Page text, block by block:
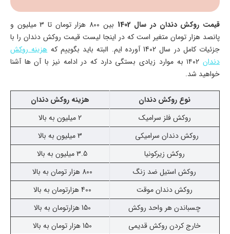
قیمت روکش دندان در سال 1402
بین 800 هزار تومان تا 3 میلیون و
پانصد هزار تومان متغیر است که در اینجا لیست قیمت روکش دندان را با
جزئیات کامل در سال 1402 آورده ایم. البته باید بگوییم که
هزینه روکش
دندان
۱۴۰۲ به موارد زیادی بستگی دارد که در ادامه نیز با آن ها آشنا
خواهید شد.
نوع روکش دندان
هزینه روکش دندان
روکش فلز سرامیک
2 میلیون به بالا
روکش دندان سرامیکی
3 میلیون به بالا
روکش زیرکونیا
3.5 میلیون به بالا
روکش استیل ضد زنگ
800 هزار تومان به بالا
روکش دندان موقت
400 هزارتومان به بالا
چسباندن هر واحد روکش
150 هزارتومان به بالا
خارج کردن روکش قدیمی
150 هزار تومان به بالا